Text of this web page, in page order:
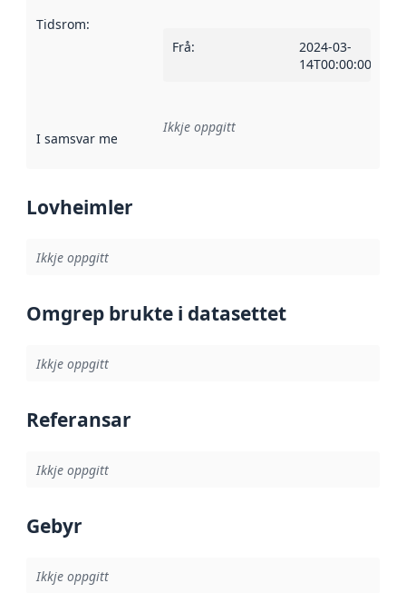
Tidsrom:
Frå:
2024-03-
14T00:00:00Z
I samsvar med Referanse til ei implementeringsregel eller
Ikkje oppgitt
Lovheimler
Ikkje oppgitt
Omgrep brukte i datasettet
Ikkje oppgitt
Referansar
Ikkje oppgitt
Gebyr
Ikkje oppgitt